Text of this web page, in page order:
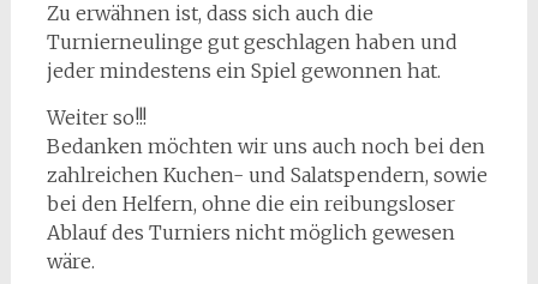
Zu erwähnen ist, dass sich auch die
Turnierneulinge gut geschlagen haben und
jeder mindestens ein Spiel gewonnen hat.
Weiter so!!!
Bedanken möchten wir uns auch noch bei den
zahlreichen Kuchen- und Salatspendern, sowie
bei den Helfern, ohne die ein reibungsloser
Ablauf des Turniers nicht möglich gewesen
wäre.